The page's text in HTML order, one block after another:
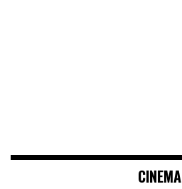
CINEMA